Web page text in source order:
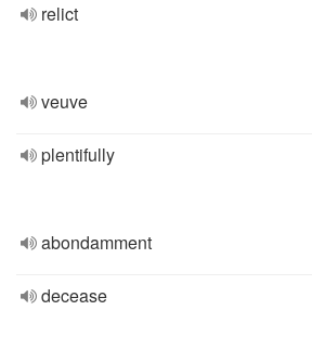
relict
veuve
plentifully
abondamment
decease